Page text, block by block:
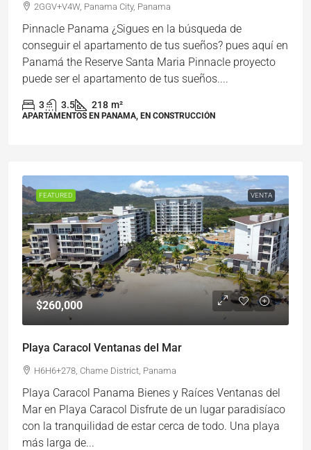
2GGV+V4W, Panama City, Panama
Pinnacle Panama ¿Sigues en la búsqueda de
conseguir el apartamento de tus sueños? pues aquí en
Panamá the Reserve Santa Maria Pinnacle proyecto
puede ser el apartamento de tus sueños....
3 3.5 218 m²
APARTAMENTOS EN PANAMA, EN CONSTRUCCIÓN
FEATURED VENTA
$260,000
Playa Caracol Ventanas del Mar
H6H6+278, Chame District, Panama
Playa Caracol Panama Bienes y Raíces Ventanas del
Mar en Playa Caracol Disfrute de un lugar paradisíaco
con la tranquilidad de estar cerca de todo. Una playa
más larga de...